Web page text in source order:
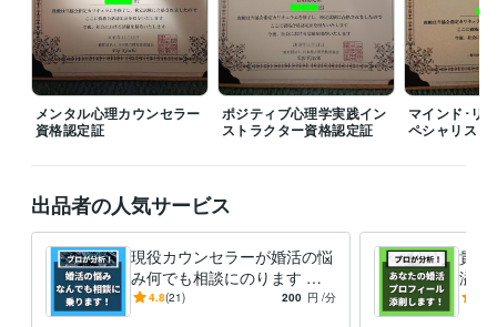
メンタル心理カウンセラー
資格認定証
ポジティブ心理学実践イン
ストラクター資格認定証
マインド･リ
ペシャリスト
出品者の人気サービス
現役カウンセラーが婚活の悩
み何でも相談にのります パ
ーティー･お見合い･LINE･デ
4.8(21) 200 円 /分
貴方
溢れ
活の